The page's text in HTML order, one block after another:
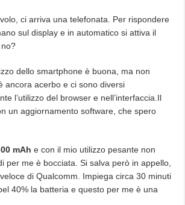
ci arriva una telefonata. Per rispondere
sul display e in automatico si attiva il
dello smartphone è buona, ma non
ancora acerbo e ci sono diversi
l’utilizzo del browser e nell’interfaccia.Il
un aggiornamento software, che spero
mAh e con il mio utilizzo pesante non
per me è bocciata. Si salva però in appello,
di Qualcomm. Impiega circa 30 minuti
40% la batteria e questo per me è una